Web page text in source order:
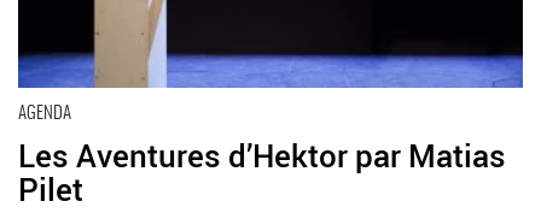
AGENDA
Les Aventures d’Hektor par Matias
Pilet